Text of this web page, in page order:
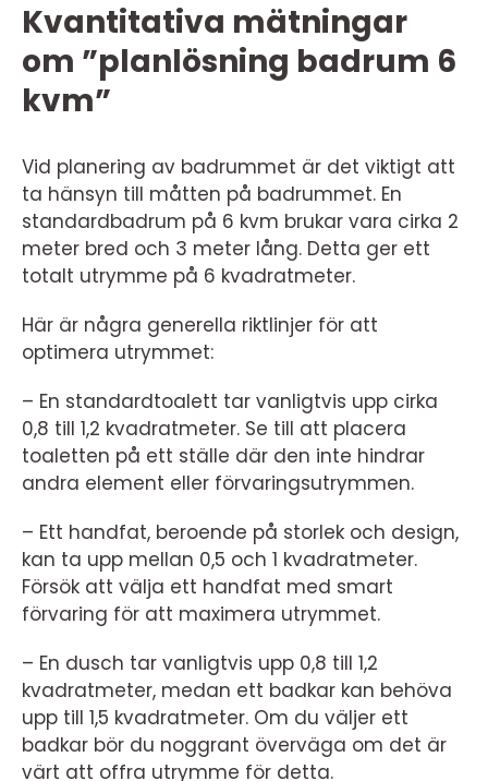
Kvantitativa mätningar
om ”planlösning badrum 6
kvm”
Vid planering av badrummet är det viktigt att
ta hänsyn till måtten på badrummet. En
standardbadrum på 6 kvm brukar vara cirka 2
meter bred och 3 meter lång. Detta ger ett
totalt utrymme på 6 kvadratmeter.
Här är några generella riktlinjer för att
optimera utrymmet:
– En standardtoalett tar vanligtvis upp cirka
0,8 till 1,2 kvadratmeter. Se till att placera
toaletten på ett ställe där den inte hindrar
andra element eller förvaringsutrymmen.
– Ett handfat, beroende på storlek och design,
kan ta upp mellan 0,5 och 1 kvadratmeter.
Försök att välja ett handfat med smart
förvaring för att maximera utrymmet.
– En dusch tar vanligtvis upp 0,8 till 1,2
kvadratmeter, medan ett badkar kan behöva
upp till 1,5 kvadratmeter. Om du väljer ett
badkar bör du noggrant överväga om det är
värt att offra utrymme för detta.